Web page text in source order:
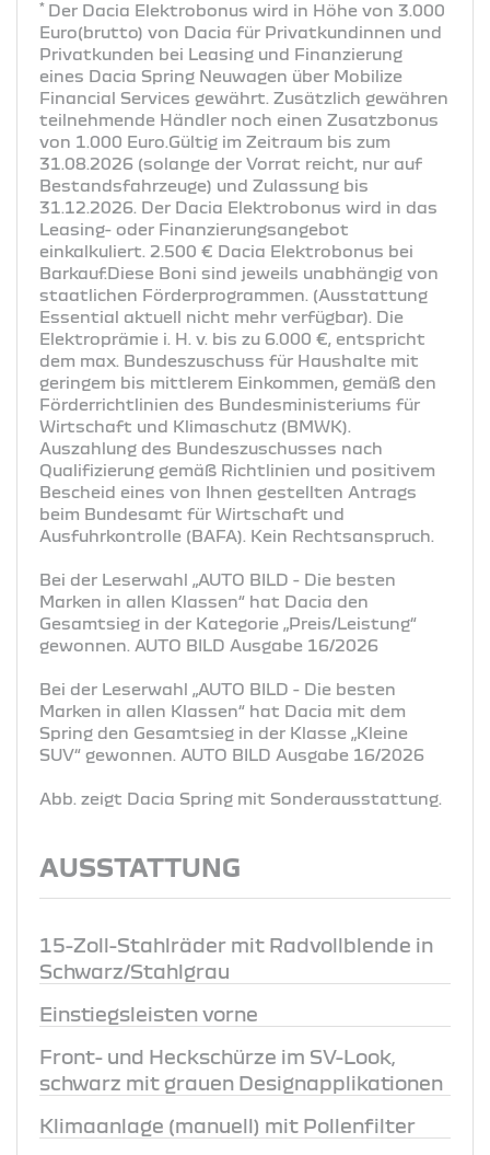
* Der Dacia Elektrobonus wird in Höhe von 3.000
Euro(brutto) von Dacia für Privatkundinnen und
Privatkunden bei Leasing und Finanzierung
eines Dacia Spring Neuwagen über Mobilize
Financial Services gewährt. Zusätzlich gewähren
teilnehmende Händler noch einen Zusatzbonus
von 1.000 Euro.Gültig im Zeitraum bis zum
31.08.2026 (solange der Vorrat reicht, nur auf
Bestandsfahrzeuge) und Zulassung bis
31.12.2026. Der Dacia Elektrobonus wird in das
Leasing- oder Finanzierungsangebot
einkalkuliert. 2.500 € Dacia Elektrobonus bei
Barkauf.Diese Boni sind jeweils unabhängig von
staatlichen Förderprogrammen. (Ausstattung
Essential aktuell nicht mehr verfügbar). Die
Elektroprämie i. H. v. bis zu 6.000 €, entspricht
dem max. Bundeszuschuss für Haushalte mit
geringem bis mittlerem Einkommen, gemäß den
Förderrichtlinien des Bundesministeriums für
Wirtschaft und Klimaschutz (BMWK).
Auszahlung des Bundeszuschusses nach
Qualifizierung gemäß Richtlinien und positivem
Bescheid eines von Ihnen gestellten Antrags
beim Bundesamt für Wirtschaft und
Ausfuhrkontrolle (BAFA). Kein Rechtsanspruch.
Bei der Leserwahl „AUTO BILD - Die besten
Marken in allen Klassen“ hat Dacia den
Gesamtsieg in der Kategorie „Preis/Leistung“
gewonnen. AUTO BILD Ausgabe 16/2026
Bei der Leserwahl „AUTO BILD - Die besten
Marken in allen Klassen“ hat Dacia mit dem
Spring den Gesamtsieg in der Klasse „Kleine
SUV“ gewonnen. AUTO BILD Ausgabe 16/2026
Abb. zeigt Dacia Spring mit Sonderausstattung.
AUSSTATTUNG
15-Zoll-Stahlräder mit Radvollblende in
Schwarz/Stahlgrau
Einstiegsleisten vorne
Front- und Heckschürze im SV-Look,
schwarz mit grauen Designapplikationen
Klimaanlage (manuell) mit Pollenfilter